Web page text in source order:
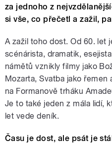
za jednoho z
si vše, co přečetl a zažil,
A zažil toho dost. Od 60. let
scénárista, dramatik,
námětů vznikly filmy jako
Mozarta, Svatba jako řemen
na Formanově trháku
Je to také jeden z mála lidí,
let vede deník.
Času je dost, ale psát je